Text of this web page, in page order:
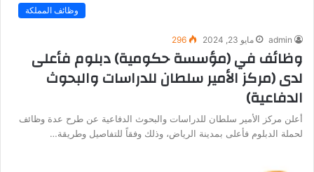
وظائف المملكة
admin مايو 23, 2024 296
وظائف في (مؤسسة حكومية) دبلوم فأعلى
لدى (مركز الأمير سلطان للدراسات والبحوث
الدفاعية)
أعلن مركز الأمير سلطان للدراسات والبحوث الدفاعية عن طرح عدة وظائف
لحملة الدبلوم فأعلى بمدينة الرياض، وذلك وفقاً للتفاصيل وطريقة…